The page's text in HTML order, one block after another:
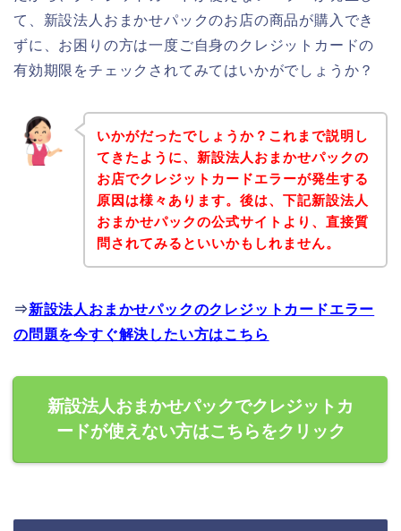
て、新設法人おまかせパックのお店の商品が購入でき
ずに、お困りの方は一度ご自身のクレジットカードの
有効期限をチェックされてみてはいかがでしょうか？
いかがだったでしょうか？これまで説明し
てきたように、新設法人おまかせパックの
お店でクレジットカードエラーが発生する
原因は様々あります。後は、下記新設法人
おまかせパックの公式サイトより、直接質
問されてみるといいかもしれません。
⇒新設法人おまかせパックのクレジットカードエラー
の問題を今すぐ解決したい方はこちら
新設法人おまかせパックでクレジットカ
ードが使えない方はこちらをクリック